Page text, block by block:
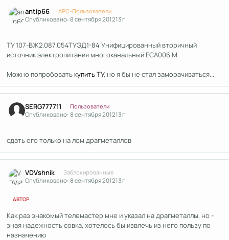
antip66 APC-Пользователи
Опубликовано:8 сентября 201213 г
ТУ 107-ВЖ2.087.054ТУЭД1-84 Унифицированный вторичный
источник электропитания многоканальный ЕСА006.М
Можно попробовать купить ТУ, но я бы не стал заморачиваться...
SERG777711 Пользователи
Опубликовано:8 сентября 201213 г
сдать его только на лом драгметаллов
VDVshnik Заблокированные
Опубликовано:8 сентября 201213 г
АВТОР
Как раз знакомый телемастер мне и указал на драгметаллы, но -
зная надежность совка, хотелось бы извлечь из него пользу по
назначению